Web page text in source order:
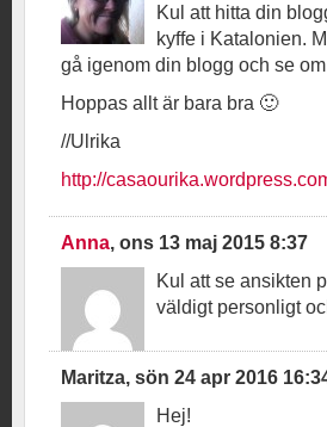
Kul att hitta din
kyffe i Katalonien.
gå igenom din blogg och se
Hoppas allt är bara bra 🙂
//Ulrika
http://
Anna, ons 13 maj 2015 8:37
Kul att se ansikten
väldigt personligt
Maritza, sön 24 apr 2016
Hej!